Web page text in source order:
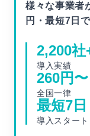
様々な事業者
円・最短7日
2,200社
導入実績
260円〜
全国一律
最短7 日
導入スタート